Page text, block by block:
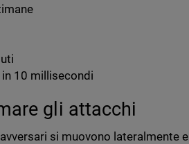
10 millisecondi
gli attacchi
si muovono lateralmente